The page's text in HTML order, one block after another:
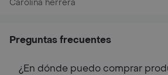
Carolina herrera
Preguntas frecuentes
¿En dónde puedo comprar